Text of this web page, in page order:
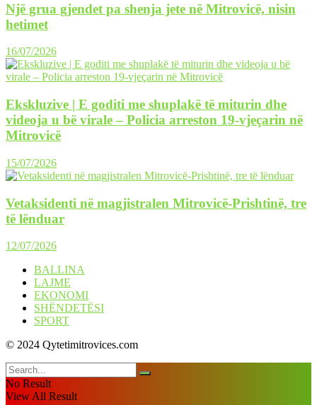
Një grua gjendet pa shenja jete në Mitrovicë, nisin
hetimet
16/07/2026
Ekskluzive | E goditi me shuplakë të miturin dhe
videoja u bë virale – Policia arreston 19-vjeçarin në
Mitrovicë
15/07/2026
Vetaksidenti në magjistralen Mitrovicë-Prishtinë, tre
të lënduar
12/07/2026
BALLINA
LAJME
EKONOMI
SHËNDETËSI
SPORT
© 2024 Qytetimitrovices.com
No Result
View All Result